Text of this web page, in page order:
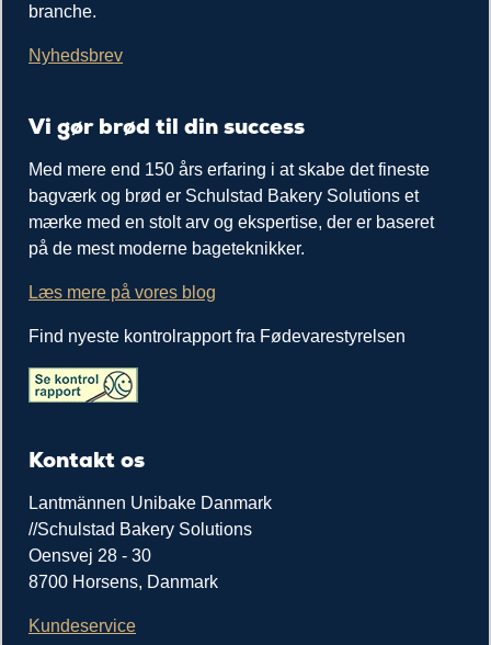
branche.
Nyhedsbrev
Vi gør brød til din success
Med mere end 150 års erfaring i at skabe det fineste
bagværk og brød er Schulstad Bakery Solutions et
mærke med en stolt arv og ekspertise, der er baseret
på de mest moderne bageteknikker.
Læs mere på vores blog
Find nyeste kontrolrapport fra Fødevarestyrelsen
Kontakt os
Lantmännen Unibake Danmark
//Schulstad Bakery Solutions
Oensvej 28 - 30
8700 Horsens, Danmark
Kundeservice